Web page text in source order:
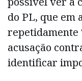
do PL, que em
repetidamente
acusação
identificar